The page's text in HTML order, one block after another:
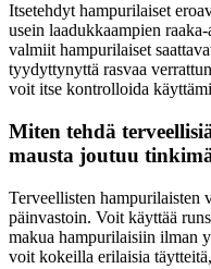
Itsetehdyt hampurilaiset
usein laadukkaampien
valmiit hampurilaiset
tyydyttynyttä rasvaa
voit itse kontrolloida
Miten tehdä
mausta joutuu
Terveellisten hampurilaisten
päinvastoin. Voit käyttää
makua hampurilaisiin ilman
voit kokeilla erilaisia